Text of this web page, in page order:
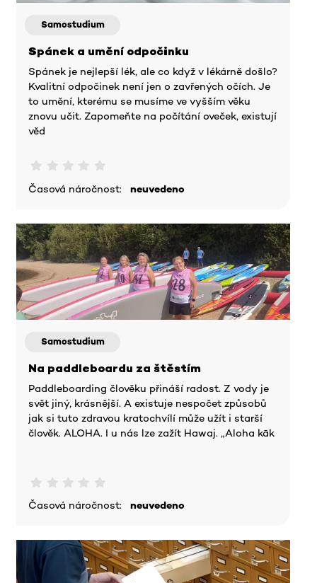
Samostudium
Spánek a umění odpočinku
Spánek je nejlepší lék, ale co když v lékárně došlo?
Kvalitní odpočinek není jen o zavřených očích. Je
to umění, kterému se musíme ve vyšším věku
znovu učit. Zapomeňte na počítání oveček, existují
věd
Časová náročnost: neuvedeno
Samostudium
Na paddleboardu za štěstím
Paddleboarding člověku přináší radost. Z vody je
svět jiný, krásnější. A existuje nespočet způsobů
jak si tuto zdravou kratochvílí může užít i starší
člověk. ALOHA. I u nás lze zažít Hawaj. „Aloha kāk
Časová náročnost: neuvedeno